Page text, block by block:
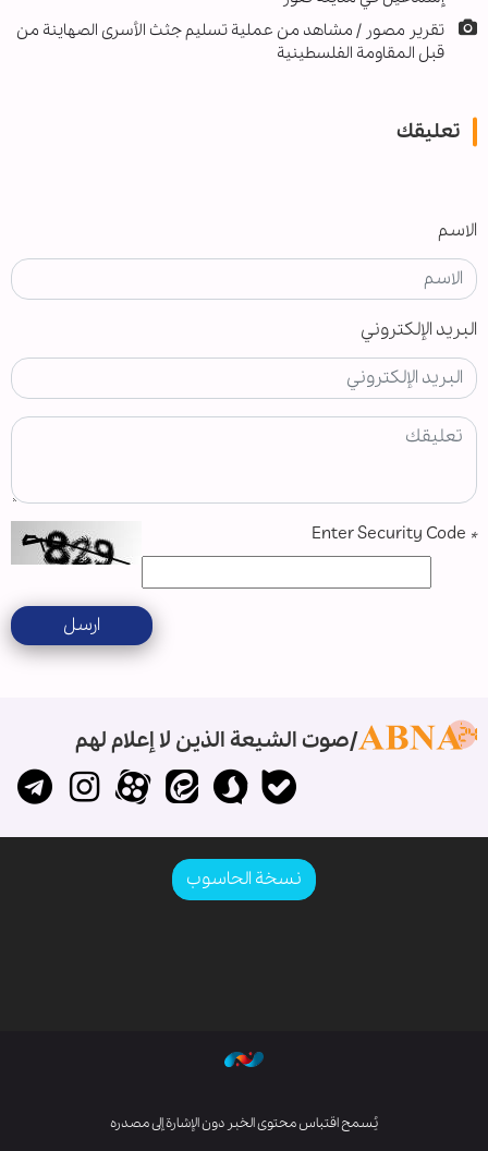
تقریر مصور / مشاهد من عملية تسليم جثث الأسرى الصهاينة من
قبل المقاومة الفلسطينية
تعليقك
الاسم
البريد الإلكتروني
*
ارسل
صوت الشيعة الذين لا إعلام لهم
نسخة الحاسوب
يُسمح اقتباس محتوى الخبر دون الإشارة إلى مصدره